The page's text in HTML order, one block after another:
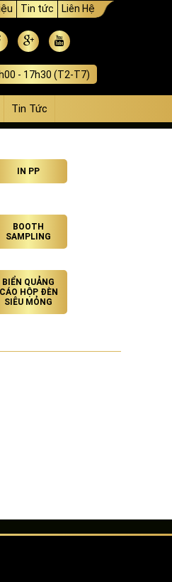
Tin tức Liên Hệ
- 17h30 (T2-T7)
Tin Tức
IN PP
BOOTH
SAMPLING
BIỂN QUẢNG
CÁO HỘP ĐÈN
SIÊU MỎNG